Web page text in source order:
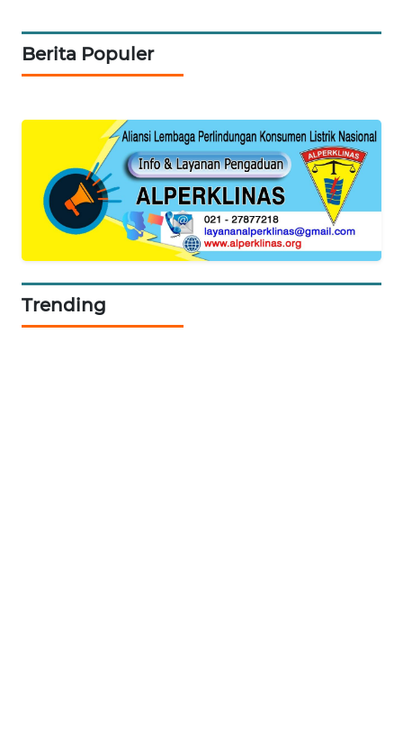
Berita Populer
Trending
FISUELRI
CILEUNGSI
NEWS
NEWS